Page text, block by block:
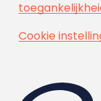
Cookie